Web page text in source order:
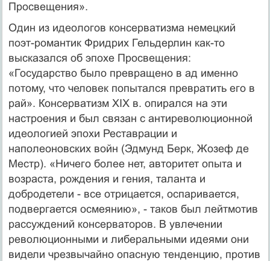
Просвещения».
Один из идеологов консерватизма немецкий
поэт-романтик Фридрих Гельдерлин как-то
высказался об эпохе Просвещения:
«Государство было превращено в ад именно
потому, что человек попытался превратить его в
рай». Консерватизм XIX в. опирался на эти
настроения и был связан с антиреволюционной
идеологией эпохи Реставрации и
наполеоновских войн (Эдмунд Берк, Жозеф де
Местр). «Ничего более нет, авторитет опыта и
возраста, рождения и гения, таланта и
добродетели - все отрицается, оспаривается,
подвергается осмеянию», - таков был лейтмотив
рассуждений консерваторов. В увлечении
революционными и либеральными идеями они
видели чрезвычайно опасную тенденцию, против